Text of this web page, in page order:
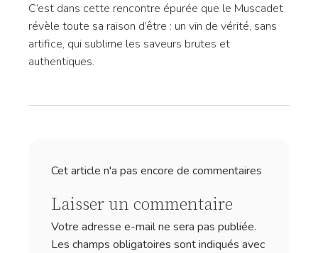
C’est dans cette rencontre épurée que le Muscadet
révèle toute sa raison d’être : un vin de vérité, sans
artifice, qui sublime les saveurs brutes et
authentiques.
Cet article n'a pas encore de commentaires
Laisser un commentaire
Votre adresse e-mail ne sera pas publiée.
Les champs obligatoires sont indiqués avec